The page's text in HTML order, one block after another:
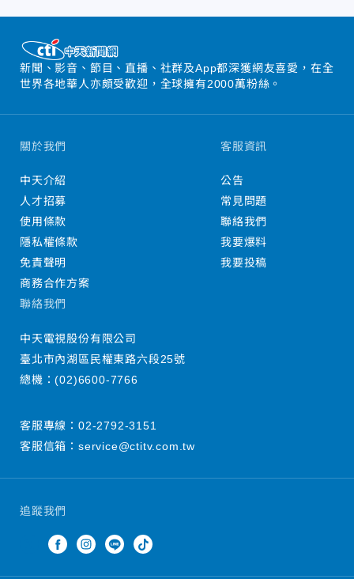
新聞、影音、節目、直播、社群及App都深獲網友喜愛，在全
世界各地華人亦頗受歡迎，全球擁有2000萬粉絲。
追蹤我們
關於我們
中天介紹
人才招募
使用條款
隱私權條款
免責聲明
商務合作方案
客服資訊
公告
常見問題
聯絡我們
我要爆料
我要投稿
聯絡我們
中天電視股份有限公司
臺北市內湖區民權東路六段25號
總機：(02)6600-7766
客服專線： 02-2792-3151
客服信箱： service@ctitv.com.tw